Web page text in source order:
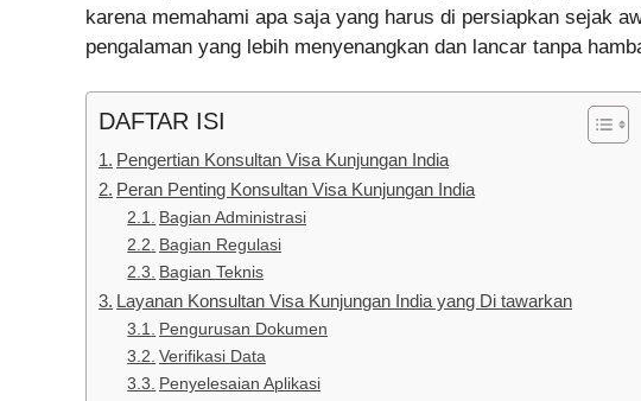
karena memahami apa saja yang harus di persiapkan sejak
pengalaman yang lebih menyenangkan dan lancar tanpa
DAFTAR ISI
Pengertian Konsultan Visa Kunjungan India
Peran Penting Konsultan Visa Kunjungan India
Bagian Administrasi
Bagian Regulasi
Bagian Teknis
Layanan Konsultan Visa Kunjungan India yang Di tawarkan
Pengurusan Dokumen
Verifikasi Data
Penyelesaian Aplikasi